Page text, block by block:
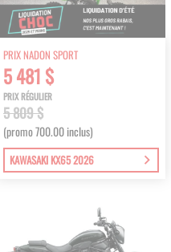
PRIX NADON SPORT
5 481 $
PRIX RÉGULIER
5 809 $
(promo 700.00 inclus)
KAWASAKI KX65 2026